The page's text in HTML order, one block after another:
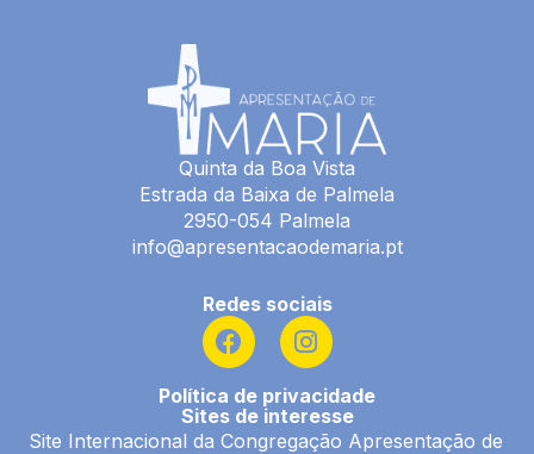
Quinta da Boa Vista
Estrada da Baixa de Palmela
2950-054 Palmela
info@apresentacaodemaria.pt
Redes sociais
F
a
e
b
I
n
t
a
Política de privacidade
Sites de interesse
Site Internacional da Congregação Apresentação de